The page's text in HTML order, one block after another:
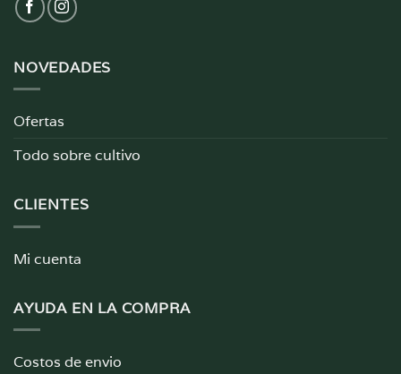
NOVEDADES
Ofertas
Todo sobre cultivo
CLIENTES
Mi cuenta
AYUDA EN LA COMPRA
Costos de envio